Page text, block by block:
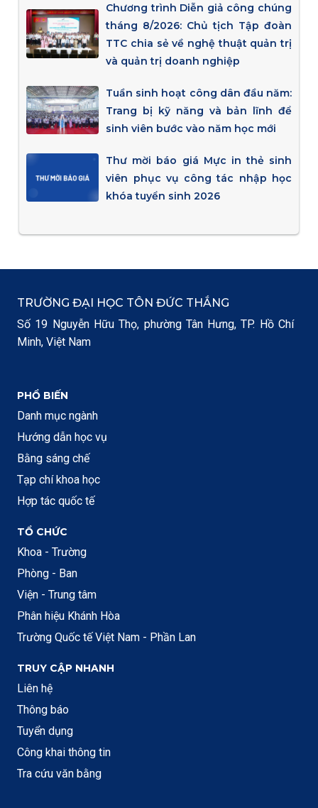
Chương trình Diễn giả công chúng
tháng 8/2026: Chủ tịch Tập đoàn
TTC chia sẻ về nghệ thuật quản trị
và quản trị doanh nghiệp
Tuần sinh hoạt công dân đầu năm:
Trang bị kỹ năng và bản lĩnh để
sinh viên bước vào năm học mới
Thư mời báo giá Mực in thẻ sinh
viên phục vụ công tác nhập học
khóa tuyển sinh 2026
TRƯỜNG ĐẠI HỌC TÔN ĐỨC THẮNG
Số 19 Nguyễn Hữu Thọ, phường Tân Hưng, TP. Hồ Chí
Minh, Việt Nam
PHỔ BIẾN
Danh mục ngành
Hướng dẫn học vụ
Bằng sáng chế
Tạp chí khoa học
Hợp tác quốc tế
TỔ CHỨC
Khoa - Trường
Phòng - Ban
Viện - Trung tâm
Phân hiệu Khánh Hòa
Trường Quốc tế Việt Nam - Phần Lan
TRUY CẬP NHANH
Liên hệ
Thông báo
Tuyển dụng
Công khai thông tin
Tra cứu văn bằng